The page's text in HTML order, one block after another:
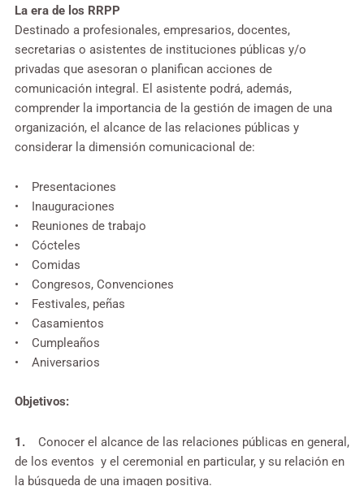
La era de los RRPP
Destinado a profesionales, empresarios, docentes,
secretarias o asistentes de instituciones públicas y/o
privadas que asesoran o planifican acciones de
comunicación integral. El asistente podrá, además,
comprender la importancia de la gestión de imagen de una
organización, el alcance de las relaciones públicas y
considerar la dimensión comunicacional de:
• Presentaciones
• Inauguraciones
• Reuniones de trabajo
• Cócteles
• Comidas
• Congresos, Convenciones
• Festivales, peñas
• Casamientos
• Cumpleaños
• Aniversarios
Objetivos:
1.
Conocer el alcance de las relaciones públicas en general,
de los eventos y el ceremonial en particular, y su relación en
la búsqueda de una imagen positiva.